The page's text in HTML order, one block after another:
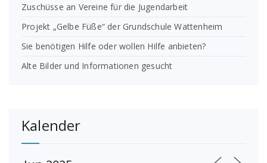
Zuschüsse an Vereine für die Jugendarbeit
Projekt „Gelbe Füße“ der Grundschule Wattenheim
Sie benötigen Hilfe oder wollen Hilfe anbieten?
Alte Bilder und Informationen gesucht
Kalender